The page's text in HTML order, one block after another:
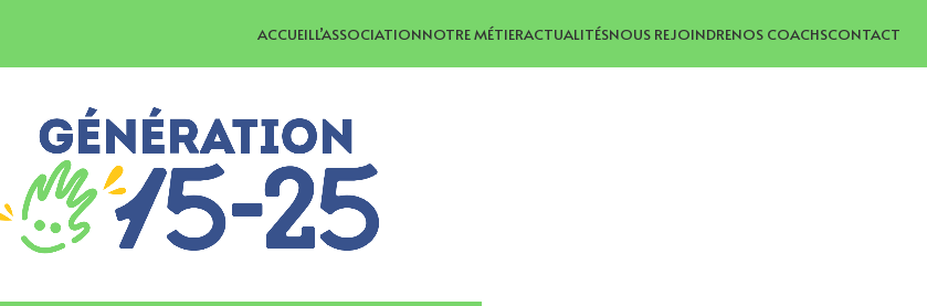
ACCUEILL’ASSOCIATIONNOTRE MÉTIERACTUALITÉSNOUS REJOINDRENOS COACHSCONTACT